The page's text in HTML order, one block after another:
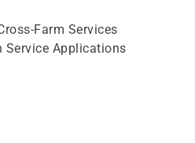
Farm Services
Service Applications